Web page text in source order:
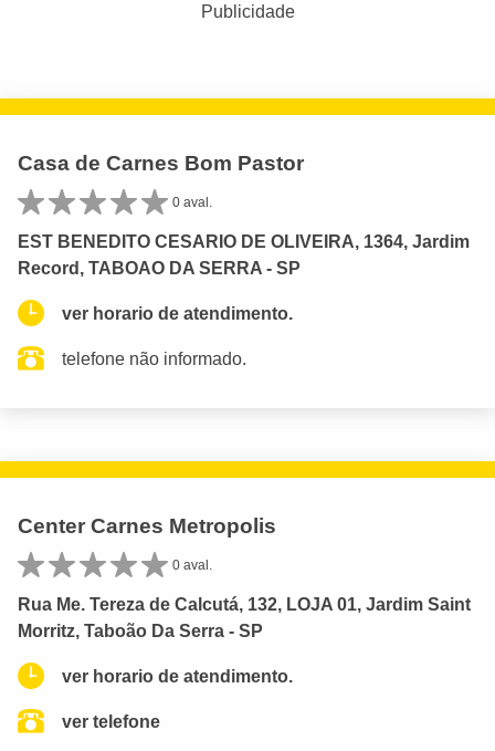
Publicidade
Casa de Carnes Bom Pastor
0 aval.
EST BENEDITO CESARIO DE OLIVEIRA, 1364, Jardim
Record, TABOAO DA SERRA - SP
ver horario de atendimento.
telefone não informado.
Center Carnes Metropolis
0 aval.
Rua Me. Tereza de Calcutá, 132, LOJA 01, Jardim Saint
Morritz, Taboão Da Serra - SP
ver horario de atendimento.
ver telefone